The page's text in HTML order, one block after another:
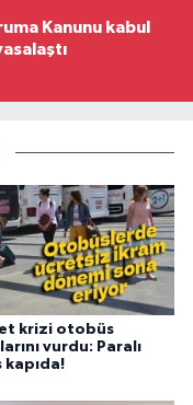
Kanunu kabul
krizi otobüs
vurdu: Paralı
kapıda!